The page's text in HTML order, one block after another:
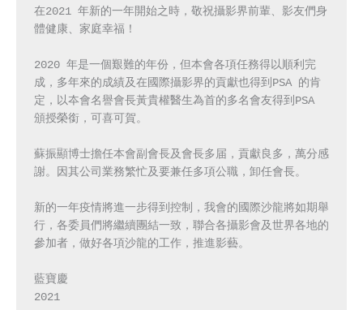
在2021 年新的一年開始之時，敬祝攝影界前輩、影友們身
體健康、家庭幸福！
2020 年是一個艱難的年份，但本會各項任務得以順利完
成，多年來的成績及在國際攝影界的貢獻也得到PSA 的肯
定，以夲會名譽會長黃貴權醫生為首的多名會友得到PSA
頒授榮銜，可喜可賀。
蘇振顯博士擔任本會副會長及會長多届，貢獻良多，萬分感
謝。因其公司業務繁忙及要兼任多項公職，卸任會長。
新的一年疫情將進一步得到控制，我會的國際沙龍將如期舉
行，各委員們將繼續團結一致，聯合各攝影會及世界各地的
參加者，做好各項沙龍的工作，推進影藝。
藍寶慶
2021